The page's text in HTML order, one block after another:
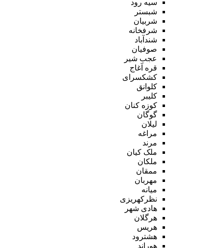
سیه رود
شبستر
شربیان
شرفخانه
شندآباد
صوفیان
عجب شیر
قره آغاج
کشکسرای
کلوانق
کلیبر
کوزه کنان
گوگان
لیلان
مراغه
مرند
ملک کیان
ملکان
ممقان
مهربان
میانه
نظرکهریزی
هادی شهر
هرگلان
هریس
هشترود
هوراند